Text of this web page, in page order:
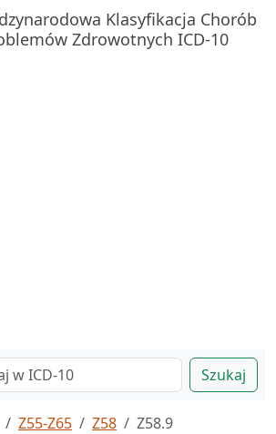
Klasyfikacja Chorób
Zdrowotnych ICD-10
Szukaj
Z55-Z65 Z58 Z58.9